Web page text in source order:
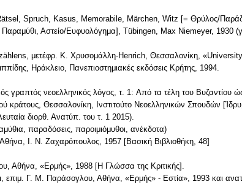
Spruch, Kasus, Memorabile, Märchen, Witz [= Θρύλος/
Παραμύθι, Αστείο/Ευφυολόγημα], Τübingen, Max Niemeyer, 1930
μετέφρ. Κ. Χρυσομάλλη-Henrich, Θεσσαλονίκη,
Ηράκλειο, Πανεπιοστημιακές εκδόσεις Κρήτης, 1994.
γραπτός νεοελληνικός λόγος, τ. 1: Aπό τα τέλη του Bυζαντίου
κράτους, Θεσσαλονίκη, Iνστιτούτο Nεοελληνικών Σπουδών
διορθ. Ανατύπ. του τ. 1 2015).
παραδόσεις, παροιμιόμυθοι, ανέκδοτα)
Ι. Ν. Ζαχαρόπουλος, 1957 [Βασική Βιβλιοθήκη, 48]
Αθήνα, «Ερμής», 1988 [Η Γλώσσα της Κριτικής].
επιμ. Γ. Μ. Παράσογλου, Αθήνα, «Ερμής» - Εστία», 1993 και